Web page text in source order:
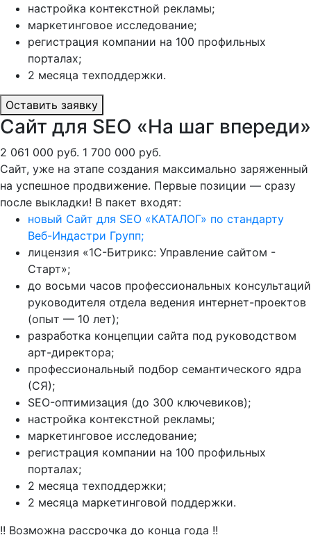
настройка контекстной рекламы;
маркетинговое исследование;
регистрация компании на 100 профильных
порталах;
2 месяца техподдержки.
Оставить заявку
Сайт для SEO «На шаг впереди»
2 061 000 руб. 1 700 000 руб.
Сайт, уже на этапе создания максимально заряженный
на успешное продвижение. Первые позиции — сразу
после выкладки! В пакет входят:
новый Сайт для SEO «КАТАЛОГ» по стандарту
Веб-Индастри Групп;
лицензия «1С-Битрикс: Управление сайтом -
Старт»;
до восьми часов профессиональных консультаций
руководителя отдела ведения интернет-проектов
(опыт — 10 лет);
разработка концепции сайта под руководством
арт-директора;
профессиональный подбор семантического ядра
(СЯ);
SEO-оптимизация (до 300 ключевиков);
настройка контекстной рекламы;
маркетинговое исследование;
регистрация компании на 100 профильных
порталах;
2 месяца техподдержки;
2 месяца маркетинговой поддержки.
!! Возможна рассрочка до конца года !!